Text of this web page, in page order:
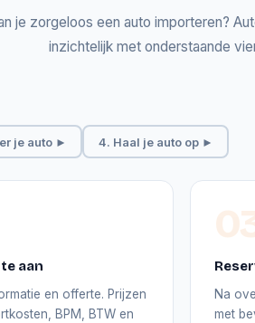
je zorgeloos een auto importeren?
inzichtelijk met onderstaande
je auto ► 4. Haal je auto op ►
aan
en offerte. Prijzen
BPM, BTW en
Na
met